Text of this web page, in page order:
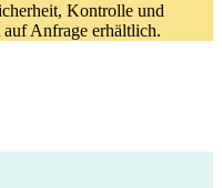
Kontrolle und
Anfrage erhältlich.